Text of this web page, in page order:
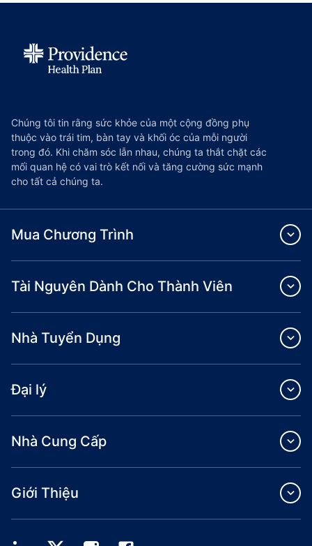
Chúng tôi tin rằng sức khỏe của một cộng đồng phụ
thuộc vào trái tim, bàn tay và khối óc của mỗi người
trong đó. Khi chăm sóc lẫn nhau, chúng ta thắt chặt các
mối quan hệ có vai trò kết nối và tăng cường sức mạnh
cho tất cả chúng ta.
Mua Chương Trình
Tài Nguyên Dành Cho Thành Viên
Nhà Tuyển Dụng
Đại lý
Nhà Cung Cấp
Giới Thiệu